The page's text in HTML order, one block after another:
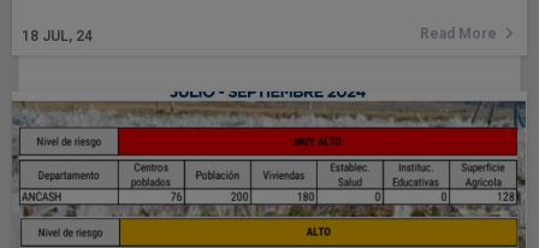
18 JUL, 24 Read More